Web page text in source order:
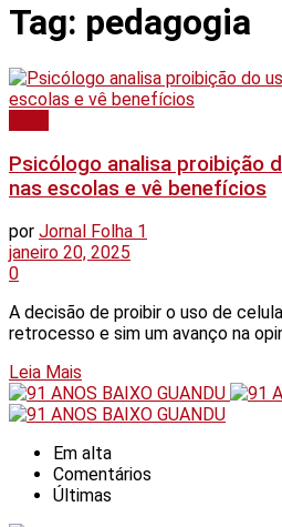
Tag: pedagogia
Psicólogo analisa proibição
nas escolas e vê benefícios
por Jornal Folha 1
janeiro 20, 2025
0
A decisão de proibir o uso de
retrocesso e sim um avanço na
Leia Mais
Em alta
Comentários
Últimas